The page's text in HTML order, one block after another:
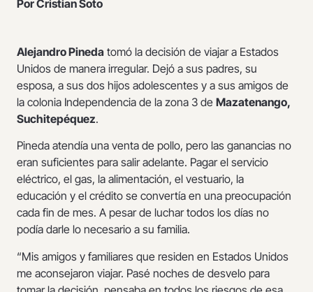
Por Cristian Soto
Alejandro Pineda tomó la decisión de viajar a Estados
Unidos de manera irregular. Dejó a sus padres, su
esposa, a sus dos hijos adolescentes y a sus amigos de
la colonia Independencia de la zona 3 de Mazatenango,
Suchitepéquez.
Pineda atendía una venta de pollo, pero las ganancias no
eran suficientes para salir adelante. Pagar el servicio
eléctrico, el gas, la alimentación, el vestuario, la
educación y el crédito se convertía en una preocupación
cada fin de mes. A pesar de luchar todos los días no
podía darle lo necesario a su familia.
“Mis amigos y familiares que residen en Estados Unidos
me aconsejaron viajar. Pasé noches de desvelo para